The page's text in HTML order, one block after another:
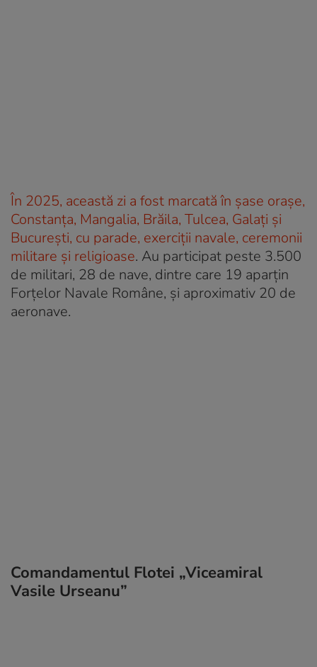
În 2025, această zi a fost marcată în şase orașe,
Constanța, Mangalia, Brăila, Tulcea, Galați şi
Bucureşti, cu parade, exerciții navale, ceremonii
militare şi religioase. Au participat peste 3.500
de militari, 28 de nave, dintre care 19 aparțin
Forțelor Navale Române, și aproximativ 20 de
aeronave.
Comandamentul Flotei „Viceamiral
Vasile Urseanu”